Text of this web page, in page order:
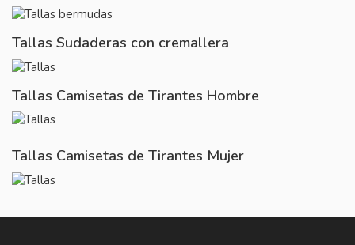
Tallas Sudaderas con cremallera
Tallas Camisetas de Tirantes Hombre
Tallas Camisetas de Tirantes Mujer